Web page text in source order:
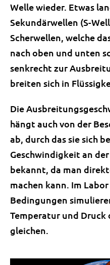
Welle wieder. Etwas
Sekundärwellen (S-
Scherwellen, welche
nach oben und unten
senkrecht zur
breiten sich in
Die
hängt auch von der
ab, durch das sie sich
Geschwindigkeit an
bekannt, da man
machen kann. Im
Bedingungen
Temperatur und
gleichen.